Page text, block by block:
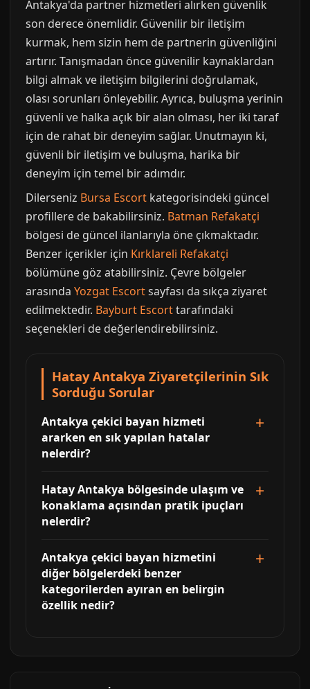
Antakya'da partner hizmetleri alırken güvenlik
son derece önemlidir. Güvenilir bir iletişim
kurmak, hem sizin hem de partnerin güvenliğini
artırır. Tanışmadan önce güvenilir kaynaklardan
bilgi almak ve iletişim bilgilerini doğrulamak,
olası sorunları önleyebilir. Ayrıca, buluşma yerinin
güvenli ve halka açık bir alan olması, her iki taraf
için de rahat bir deneyim sağlar. Unutmayın ki,
güvenli bir iletişim ve buluşma, harika bir
deneyim için temel bir adımdır.
Dilerseniz Bursa Escort kategorisindeki güncel
profillere de bakabilirsiniz. Batman Refakatçi
bölgesi de güncel ilanlarıyla öne çıkmaktadır.
Benzer içerikler için Kırklareli Refakatçi
bölümüne göz atabilirsiniz. Çevre bölgeler
arasında Yozgat Escortsayfası da sıkça ziyaret
edilmektedir. Bayburt Escorttarafındaki
seçenekleri de değerlendirebilirsiniz.
Hatay Antakya Ziyaretçilerinin Sık
Sorduğu Sorular
Antakya çekici bayan hizmeti
ararken en sık yapılan hatalar
nelerdir?
Hatay Antakya bölgesinde ulaşım ve
konaklama açısından pratik ipuçları
nelerdir?
Antakya çekici bayan hizmetini
diğer bölgelerdeki benzer
kategorilerden ayıran en belirgin
özellik nedir?